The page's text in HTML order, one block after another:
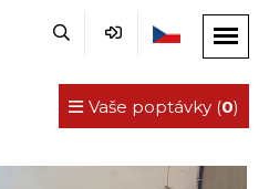
Vaše poptávky (0)